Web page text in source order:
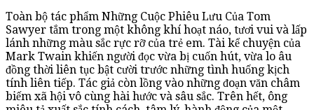
Toàn bộ tác phẩm Những Cuộc Phiêu Lưu Của Tom
Sawyer tắm trong một không khí hoạt náo, tươi vui và lấp
lánh những màu sắc rực rỡ của trẻ em. Tài kể chuyện của
Mark Twain khiến người đọc vừa bị cuốn hút, vừa lo âu
đồng thời liên tục bật cười trước những tình huống kịch
tính liên tiếp. Tác giả còn lồng vào những đoạn văn châm
biếm xã hội vô cùng hài hước và sâu sắc. Trên hết, ông